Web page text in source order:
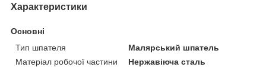
Характеристики
Основні
Тип шпателя
Малярський шпатель
Матеріал робочої частини
Нержавіюча сталь